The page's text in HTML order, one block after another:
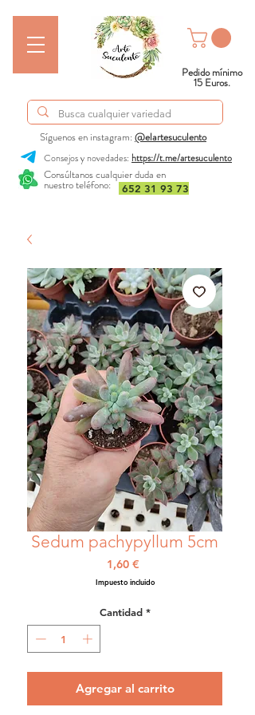
Consúltanos cualquier duda en
nuestro teléfono:
Síguenos en instagram:@elartesuculento
652 31 93 73
Consejos y novedades: https://t.me/artesuculento
Pedido mínimo
15 Euros.
Sedum pachypyllum 5cm
1,60 €Precio
Impuesto incluido
Cantidad *
Agregar al carrito